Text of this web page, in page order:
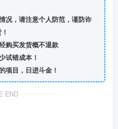
况，请注意个人防范，谨防诈
购买发货概不退款
试错成本！
项目，日进斗金！
END